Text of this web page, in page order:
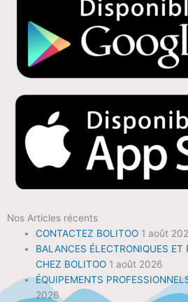
Nos Articles récents
CONTACTEZ BOLITOO 1 août
BALANCES ÉLECTRONIQUES ET
CHEZ BOLITOO 1 août 2026
ÉQUIPEMENTS
2026